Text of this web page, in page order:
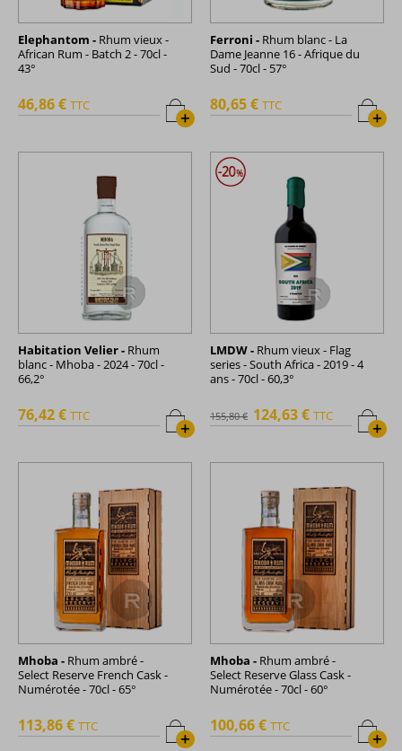
Elephantom - Rhum vieux -
African Rum - Batch 2 - 70cl -
43°
+
46,86 € TTC
Ferroni - Rhum blanc - La
Dame Jeanne 16 - Afrique du
Sud - 70cl - 57°
+
80,65 € TTC
Habitation Velier - Rhum
blanc - Mhoba - 2024 - 70cl -
66,2°
+
76,42 € TTC
LMDW - Rhum vieux - Flag
series - South Africa - 2019 - 4
ans - 70cl - 60,3°
+
155,80 € 124,63 € TTC
Mhoba - Rhum ambré -
Select Reserve French Cask -
Numérotée - 70cl - 65°
+
113,86 € TTC
Mhoba - Rhum ambré -
Select Reserve Glass Cask -
Numérotée - 70cl - 60°
+
100,66 € TTC